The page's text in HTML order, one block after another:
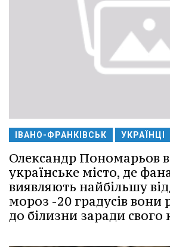
ІВАНО-ФРАНКІВСЬК УКРАЇНЦІ
Олександр Пономарьов
українське місто, де
виявляють найбільшу
мороз -20 градусів вони
до білизни заради свого